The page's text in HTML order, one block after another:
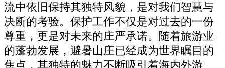
流中依旧保持其独特风貌，是对我们智慧与
决断的考验。保护工作不仅是对过去的一份
尊重，更是对未来的庄严承诺。随着旅游业
的蓬勃发展，避暑山庄已经成为世界瞩目的
焦点，其独特的魅力不断吸引着海内外游